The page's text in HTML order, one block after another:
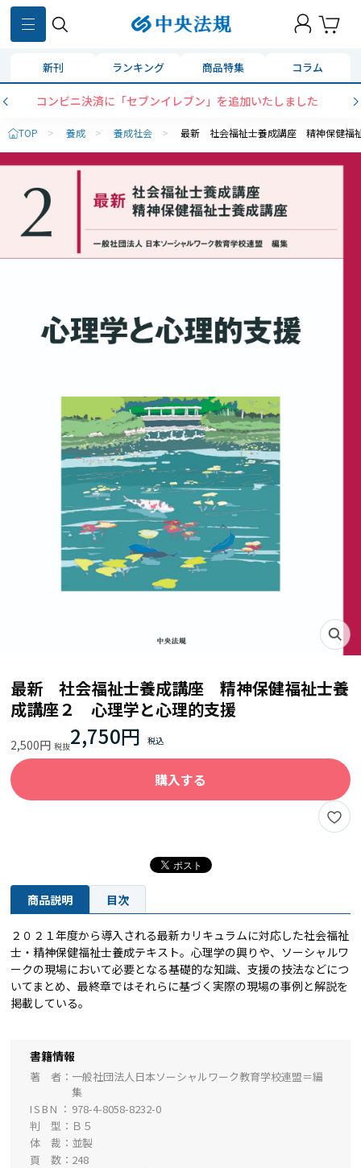
新刊 ランキング 商品特集 コラム
コンビニ決済に「セブンイレブン」を追加いたしました
TOP > 養成 > 養成社会 > 最新 社会福祉士養成講座 精神保健福
最新 社会福祉士養成講座 精神保健福祉士養
成講座２ 心理学と心理的支援
2,500円 2,750円
購入する
商品説明 目次
２０２１年度から導入される最新カリキュラムに対応した社会福祉
士・精神保健福祉士養成テキスト。心理学の興りや、ソーシャルワ
ークの現場において必要となる基礎的な知識、支援の技法などにつ
いてまとめ、最終章ではそれらに基づく実際の現場の事例と解説を
掲載している。
書籍情報
著 者
一般社団法人日本ソーシャルワーク教育学校連盟＝編
集
ISBN
978-4-8058-8232-0
判 型
Ｂ５
体 裁
並製
頁 数
248